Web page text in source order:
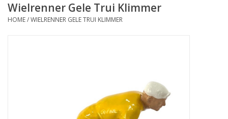
Gadgets
Wielrenner Gele Trui Klimmer
HOME/WIELRENNER GELE TRUI KLIMMER